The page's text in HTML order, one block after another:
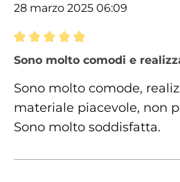
28 marzo 2025 06:09
Recensione con
Sono molto comodi e
Sono molto comode,
materiale piacevole, non
Sono molto soddisfatta.